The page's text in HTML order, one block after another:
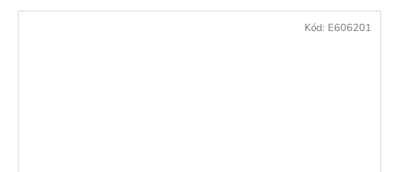
Kód: E606201